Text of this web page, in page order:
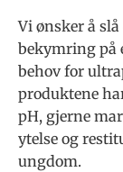
Vi ønsker å
bekymring på
behov for
produktene
pH, gjerne
ytelse og
ungdom.